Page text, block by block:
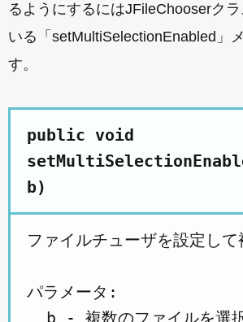
るようにするにはJFileChooserク
いる「setMultiSelectionEnabled」
す。
public void
b)
ファイルチューザを設定し
パラメータ: